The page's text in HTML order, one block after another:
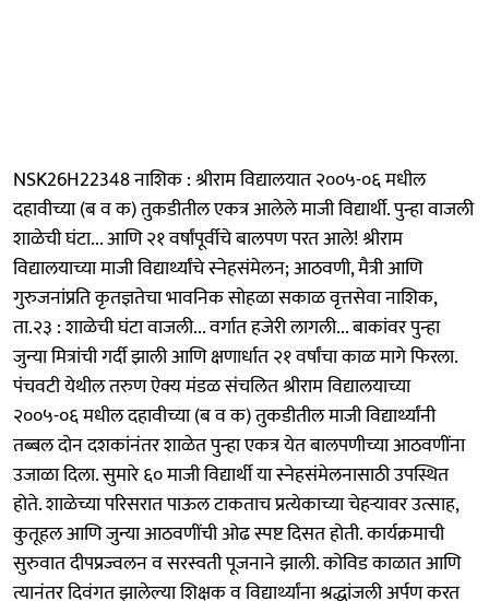
NSK26H22348 नाशिक : श्रीराम विद्यालयात २००५-०६ मधील
दहावीच्या (ब व क) तुकडीतील एकत्र आलेले माजी विद्यार्थी. पुन्हा वाजली
शाळेची घंटा... आणि २१ वर्षांपूर्वीचे बालपण परत आले! श्रीराम
विद्यालयाच्या माजी विद्यार्थ्यांचे स्नेहसंमेलन; आठवणी, मैत्री आणि
गुरुजनांप्रति कृतज्ञतेचा भावनिक सोहळा सकाळ वृत्तसेवा नाशिक,
ता.२३ : शाळेची घंटा वाजली... वर्गात हजेरी लागली... बाकांवर पुन्हा
जुन्या मित्रांची गर्दी झाली आणि क्षणार्धात २१ वर्षांचा काळ मागे फिरला.
पंचवटी येथील तरुण ऐक्य मंडळ संचलित श्रीराम विद्यालयाच्या
२००५-०६ मधील दहावीच्या (ब व क) तुकडीतील माजी विद्यार्थ्यांनी
तब्बल दोन दशकांनंतर शाळेत पुन्हा एकत्र येत बालपणीच्या आठवणींना
उजाळा दिला. सुमारे ६० माजी विद्यार्थी या स्नेहसंमेलनासाठी उपस्थित
होते. शाळेच्या परिसरात पाऊल टाकताच प्रत्येकाच्या चेहऱ्यावर उत्साह,
कुतूहल आणि जुन्या आठवणींची ओढ स्पष्ट दिसत होती. कार्यक्रमाची
सुरुवात दीपप्रज्वलन व सरस्वती पूजनाने झाली. कोविड काळात आणि
त्यानंतर दिवंगत झालेल्या शिक्षक व विद्यार्थ्यांना श्रद्धांजली अर्पण करत